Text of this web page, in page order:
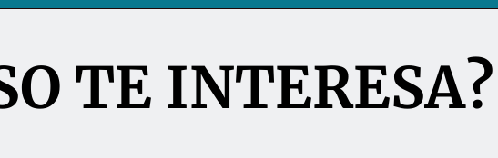
TE INTERESA?